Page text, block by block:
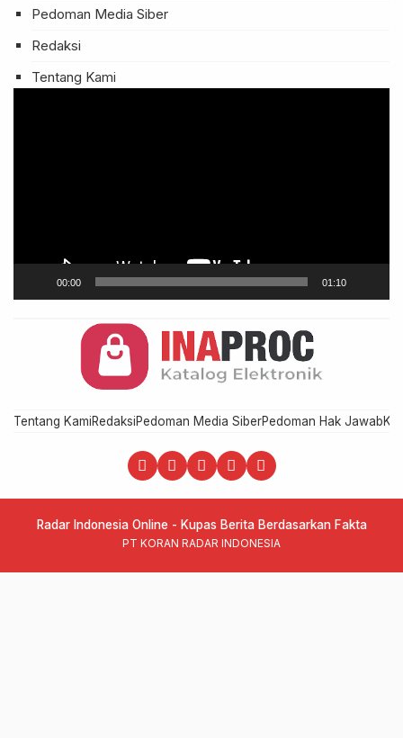
Pedoman Media Siber
Redaksi
Tentang Kami
00:00 01:10
Tentang KamiRedaksiPedoman Media SiberPedoman Hak Jawab
Radar Indonesia Online - Kupas Berita Berdasarkan Fakta
PT KORAN RADAR INDONESIA